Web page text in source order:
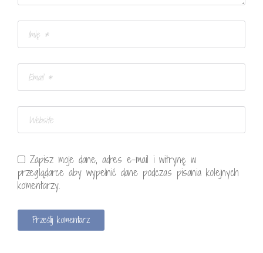
Zapisz moje dane, adres e-mail i witrynę w
przeglądarce aby wypełnić dane podczas pisania kolejnych
komentarzy.